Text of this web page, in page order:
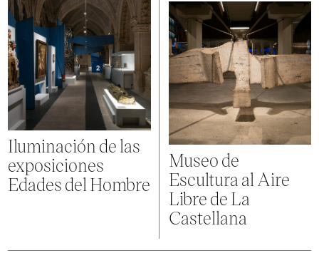
Iluminación de las
exposiciones
Edades del Hombre
Museo de
Escultura al Aire
Libre de La
Castellana